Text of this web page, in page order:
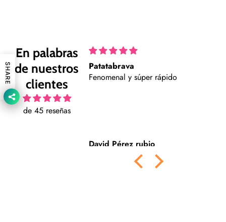
En palabras
de nuestros
clientes
de 45 reseñas
y muy detallistas.
Patatabrava
Fenomenal y súper rápido
David Pérez rubio
SHARE